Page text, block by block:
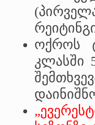
ოქროს
კლასში